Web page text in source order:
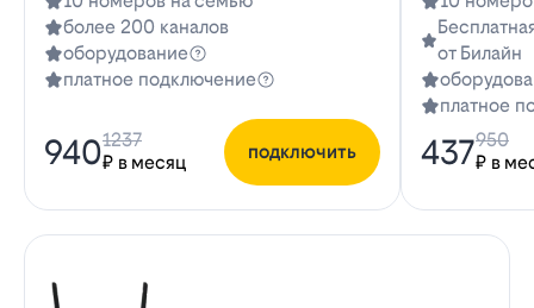
более 200 каналов
оборудование
платное подключение
940₽ в месяц
1237
подключить
от Билайн
платное
437₽ в
950